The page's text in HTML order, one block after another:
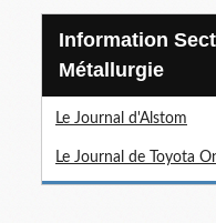
Information Sections
Métallurgie
Le Journal d'Alstom
Le Journal de Toyota